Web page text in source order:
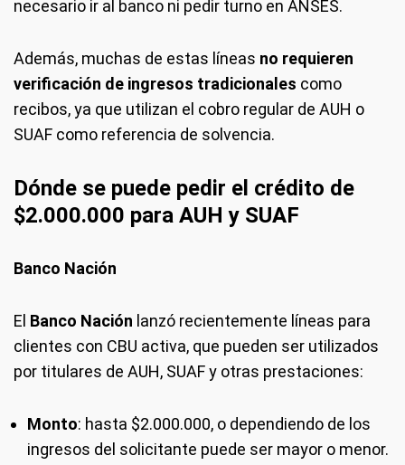
necesario ir al banco ni pedir turno en ANSES.
Además, muchas de estas líneas no requieren
verificación de ingresos tradicionales como
recibos, ya que utilizan el cobro regular de AUH o
SUAF como referencia de solvencia.
Dónde se puede pedir el crédito de
$2.000.000 para AUH y SUAF
Banco Nación
El Banco Nación lanzó recientemente líneas para
clientes con CBU activa, que pueden ser utilizados
por titulares de AUH, SUAF y otras prestaciones:
Monto: hasta $2.000.000, o dependiendo de los
ingresos del solicitante puede ser mayor o menor.